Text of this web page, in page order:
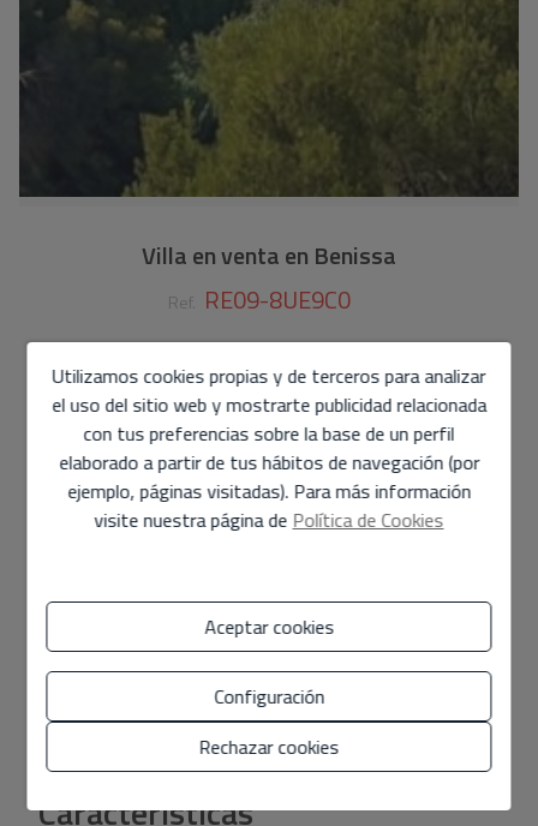
Villa en venta en Benissa
Ref. RE09-8UE9C0
400 m2 2.455 m2 7 3
VillaenBenissa - Centro
Se pone a la venta esta encantadora casa de campo
un espacio excepcional para toda la familia y más.
Además, cuenta con tres cuartos de baño, lo que
garantiza comodidad y privacidad para todos los
residentes.La casa también dispone de dos acogedores
salones, brindando áreas separadas para la relajación y el
entretenimiento. La cocina y la despensa están
diseñadas de manera funcional, ofreciendo suficiente
espacio para almacenamiento y preparación de
alimentos. Además, se encuentra un área de lavado, lo
Características
Utilizamos cookies propias y de terceros para analizar
el uso del sitio web y mostrarte publicidad relacionada
con tus preferencias sobre la base de un perfil
elaborado a partir de tus hábitos de navegación (por
ejemplo, páginas visitadas). Para más información
visite nuestra página de Política de Cookies
Aceptar cookies
Configuración
Rechazar cookies